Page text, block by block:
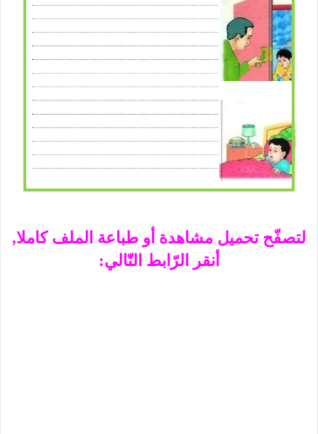
لتصفّح تحميل مشاهدة أو طباعة الملف كاملا,
أنقر الرّابط التّالي: